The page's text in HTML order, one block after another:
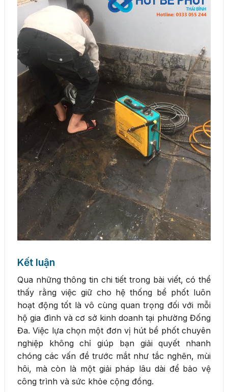
Kết luận
Qua những thông tin chi tiết trong bài viết, có thể
thấy rằng việc giữ cho hệ thống bể phốt luôn
hoạt động tốt là vô cùng quan trọng đối với mỗi
hộ gia đình và cơ sở kinh doanh tại phường Đống
Đa. Việc lựa chọn một đơn vị hút bể phốt chuyên
nghiệp không chỉ giúp bạn giải quyết nhanh
chóng các vấn đề trước mắt như tắc nghẽn, mùi
hôi, mà còn là một giải pháp lâu dài để bảo vệ
công trình và sức khỏe cộng đồng.